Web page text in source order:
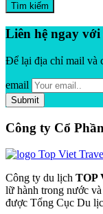
Tìm kiếm
Liên hệ ngay
Để lại địa chỉ mail và
email
Công ty Cổ
Công ty du lịch TOP
lữ hành trong nước
được Tổng Cục Du